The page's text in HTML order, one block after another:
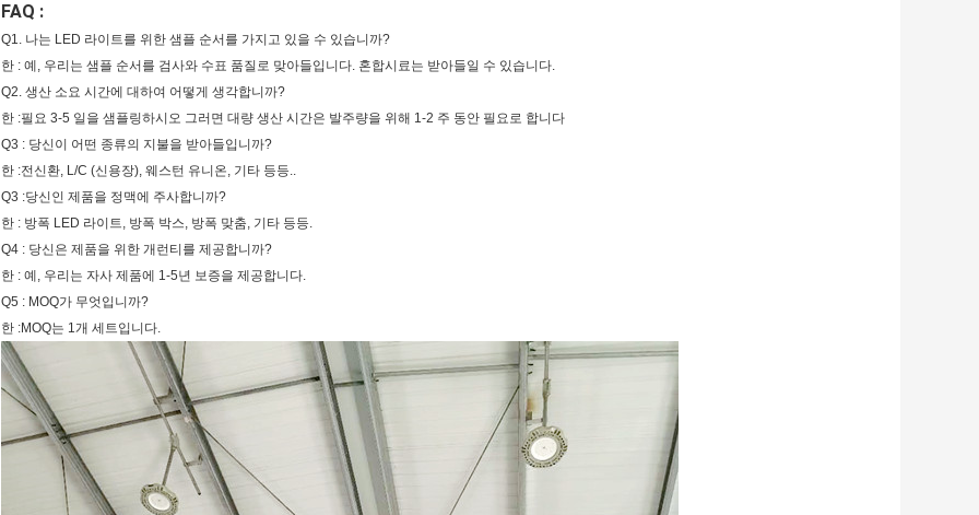
FAQ :
Q1. 나는 LED 라이트를 위한 샘플 순서를 가지고 있을 수 있습니까?
한 : 예, 우리는 샘플 순서를 검사와 수표 품질로 맞아들입니다. 혼합시료는 받아들일 수 있습니다.
Q2. 생산 소요 시간에 대하여 어떻게 생각합니까?
한 :필요 3-5 일을 샘플링하시오 그러면 대량 생산 시간은 발주량을 위해 1-2 주 동안 필요로 합니다
Q3 : 당신이 어떤 종류의 지불을 받아들입니까?
한 :전신환, L/C (신용장), 웨스턴 유니온, 기타 등등..
Q3 :당신인 제품을 정맥에 주사합니까?
한 : 방폭 LED 라이트, 방폭 박스, 방폭 맞춤, 기타 등등.
Q4 : 당신은 제품을 위한 개런티를 제공합니까?
한 : 예, 우리는 자사 제품에 1-5년 보증을 제공합니다.
Q5 : MOQ가 무엇입니까?
한 :MOQ는 1개 세트입니다.